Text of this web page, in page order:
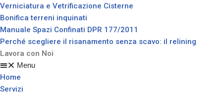
Verniciatura e Vetrificazione Cisterne
Bonifica terreni inquinati
Manuale Spazi Confinati DPR 177/2011
Perché scegliere il risanamento senza scavo: il relining
Lavora con Noi
Menu
Home
Servizi